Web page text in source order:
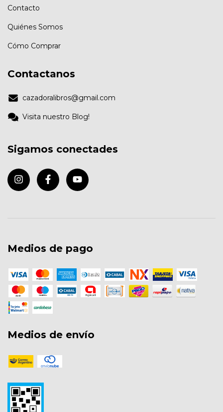
Contacto
Quiénes Somos
Cómo Comprar
Contactanos
cazadoralibros@gmail.com
Visita nuestro Blog!
Sigamos conectades
Medios de pago
Medios de envío